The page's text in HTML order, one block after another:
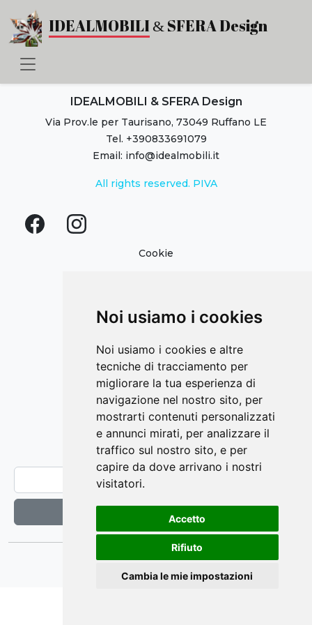
Noi usiamo i cookies
Noi usiamo i cookies e altre
tecniche di tracciamento per
migliorare la tua esperienza di
navigazione nel nostro sito, per
mostrarti contenuti personalizzati
e annunci mirati, per analizzare il
traffico sul nostro sito, e per
capire da dove arrivano i nostri
visitatori.
Accetto
Rifiuto
Cambia le mie impostazioni
Notte
IDEALMOBILI
&
Design
IDEALMOBILI &SFERA Design
IDEALMOBILI & SFERA Design
Via Prov.le per Taurisano, 73049 Ruffano LE
Tel. +390833691079
Email: info@idealmobili.it
All rights reserved. PIVA
Cookie
CHI SIAMO
PRODOTTI
GALLERY
SPECIAL PRICE
CONTATTI
NEWSLETTER
* E-mail
newsletter